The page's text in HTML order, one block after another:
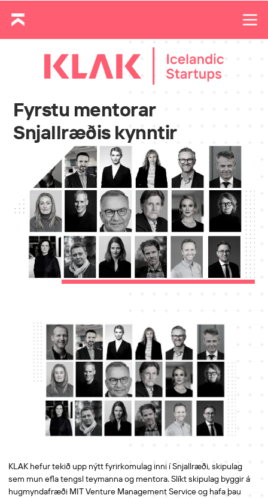
Fyrstu mentorar
Snjallræðis kynntir
KLAK hefur tekið upp nýtt fyrirkomulag inni í Snjallræði, skipulag
sem mun efla tengsl teymanna og mentora. Slíkt skipulag byggir á
hugmyndafræði MIT Venture Management Service og hafa þau